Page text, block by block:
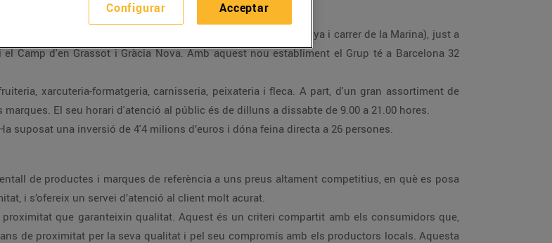
un
al carrer Sant Antoni Maria Claret 75 (entre Sardenya i carrer de la Marina), just a
Camp d'en Grassot i Gràcia Nova. Amb aquest nou establiment el Grup té a Barcelona 32
xarcuteria-formatgeria, carnisseria, peixateria i fleca. A part, d'un gran assortiment de
El seu horari d'atenció al públic és de dilluns a dissabte de 9.00 a 21.00 hores.
suposat una inversió de 4'4 milions d’euros i dóna feina directa a 26 persones.
de productes i marques de referència a uns preus altament competitius, en què es posa
i s’ofereix un servei d’atenció al client molt acurat.
que garanteixin qualitat. Aquest és un criteri compartit amb els consumidors que,
de proximitat per la seva qualitat i pel seu compromís amb els productors locals. Aquesta
Configurar Acceptar